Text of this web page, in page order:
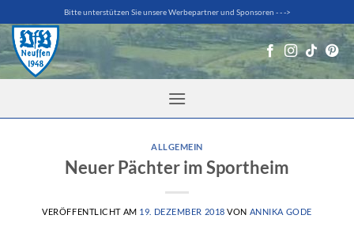
Inhalt
springen
Bitte unterstützen Sie unsere Werbepartner und Sponsoren - - ->
ALLGEMEIN
Neuer Pächter im Sportheim
VERÖFFENTLICHT AM 19. DEZEMBER 2018 VON ANNIKA GODE